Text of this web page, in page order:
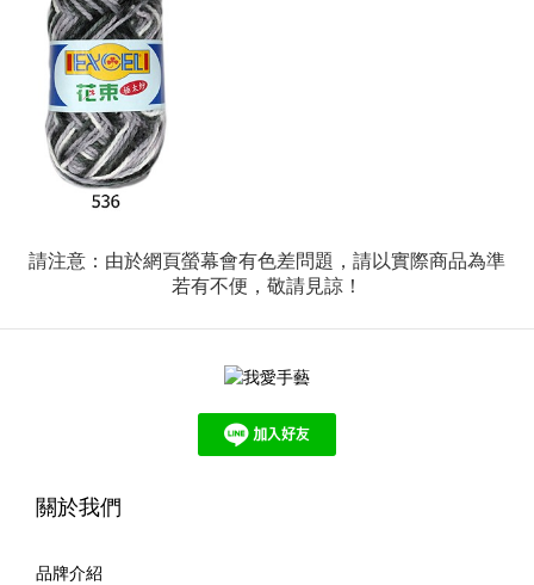
請注意：由於網頁螢幕會有色差問題，請以實際商品為準
若有不便，敬請見諒！
關於我們
品牌介紹